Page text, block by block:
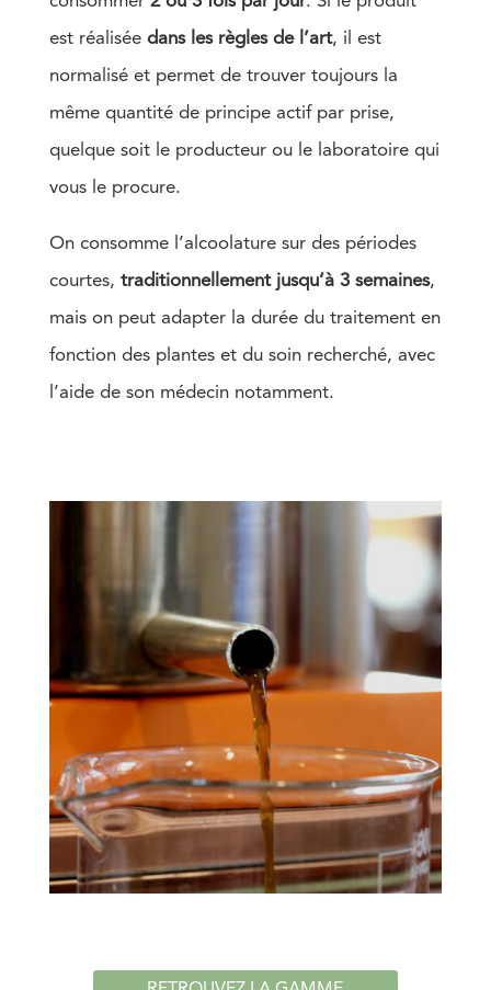
est réalisée dans les règles de l’art, il est
normalisé et permet de trouver toujours la
même quantité de principe actif par prise,
quelque soit le producteur ou le laboratoire qui
vous le procure.
On consomme l’alcoolature sur des périodes
courtes, traditionnellement jusqu’à 3 semaines,
mais on peut adapter la durée du traitement en
fonction des plantes et du soin recherché, avec
l’aide de son médecin notamment.